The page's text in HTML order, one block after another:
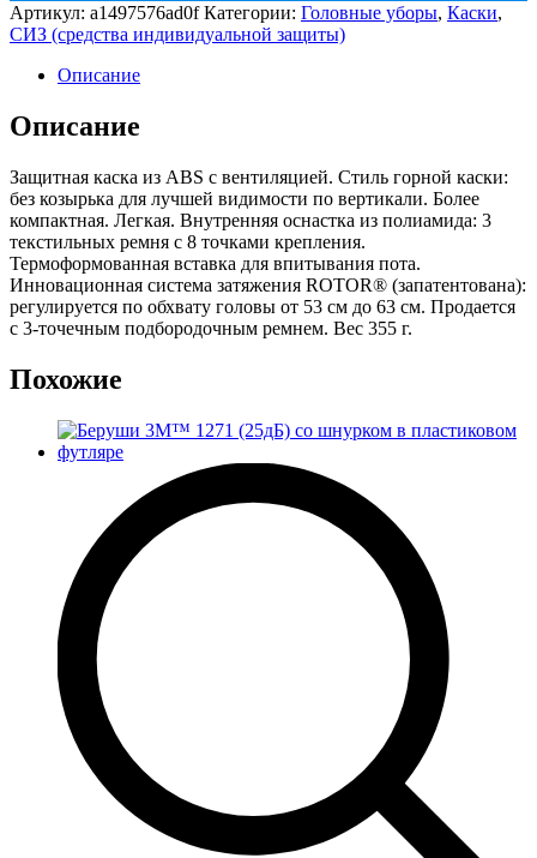
Артикул: a1497576ad0f Категории: Головные уборы, Каски,
СИЗ (средства индивидуальной защиты)
Описание
Описание
Защитная каска из ABS с вентиляцией. Стиль горной каски:
без козырька для лучшей видимости по вертикали. Более
компактная. Легкая. Внутренняя оснастка из полиамида: 3
текстильных ремня с 8 точками крепления.
Термоформованная вставка для впитывания пота.
Инновационная система затяжения ROTOR® (запатентована):
регулируется по обхвату головы от 53 см до 63 см. Продается
с 3-точечным подбородочным ремнем. Вес 355 г.
Похожие